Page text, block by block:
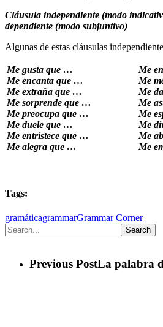
Cláusula independiente (modo
dependiente (modo subjuntivo)
Algunas de estas cláusulas
Me gusta que …
Me encanta que …
Me extraña que …
Me sorprende que …
Me preocupa que …
Me duele que …
Me entristece que …
Me alegra que …
Me
Me
Me
Me
Me
Me
Me
Me
Tags:
gramáticagrammarGrammar Corner
Search
Previous PostLa palabra